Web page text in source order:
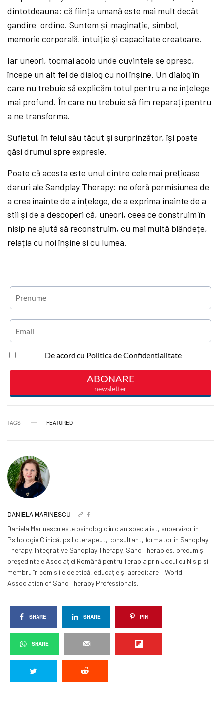
dintotdeauna: că ființa umană este mai mult decât
gandire, ordine. Suntem și imaginație, simbol,
memorie corporală, intuiție și capacitate creatoare.
Iar uneori, tocmai acolo unde cuvintele se opresc,
începe un alt fel de dialog cu noi înșine. Un dialog în
care nu trebuie să explicăm totul pentru a ne înțelege
mai profund. În care nu trebuie să fim reparați pentru
a ne transforma.
Sufletul, în felul său tăcut și surprinzător, își poate
găsi drumul spre expresie.
Poate că acesta este unul dintre cele mai prețioase
daruri ale Sandplay Therapy: ne oferă permisiunea de
a crea înainte de a înțelege, de a exprima inainte de a
stii și de a descoperi că, uneori, ceea ce construim în
nisip ne ajută să reconstruim, cu mai multă blândețe,
relația cu noi înșine si cu lumea.
TAGS FEATURED
DANIELA MARINESCU
Daniela Marinescu este psiholog clinician specialist, supervizor în
Psihologie Clinică, psihoterapeut, consultant, formator în Sandplay
Therapy, Integrative Sandplay Therapy, Sand Therapies, precum și
preşedintele Asociaţiei Română pentru Terapia prin Jocul cu Nisip și
membru în comisiile de etică, educație și acreditare – World
Association of Sand Therapy Professionals.
SHARE SHARE PIN
SHARE